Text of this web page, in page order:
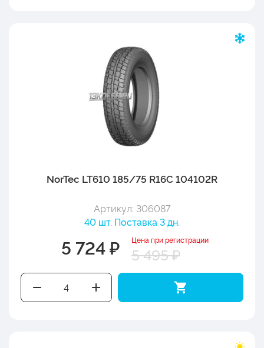
NorTec LT610 185/75 R16C 104102R
Артикул: 306087
40 шт. Поставка 3 дн.
5 724 ₽ Цена при регистрации
5 495 ₽